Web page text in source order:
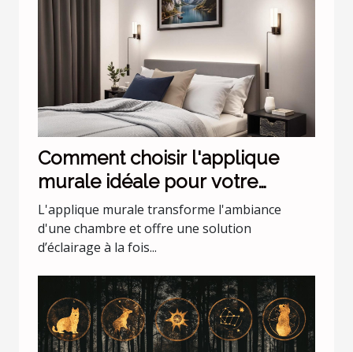
Comment choisir l'applique
murale idéale pour votre
chambre
L'applique murale transforme l'ambiance
d'une chambre et offre une solution
d’éclairage à la fois...